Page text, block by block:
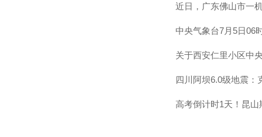
近日，广东佛山市一
中央气象台7月5日06
关于西安仁里小区中
四川阿坝6.0级地震：
高考倒计时1天！昆